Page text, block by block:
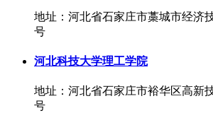
地址：河北省石家庄市藁城市经济
号
河北科技大学理工学院
地址：河北省石家庄市裕华区高新
号